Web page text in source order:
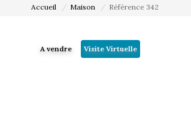
Accueil Maison Référence 342
A vendre Visite Virtuelle